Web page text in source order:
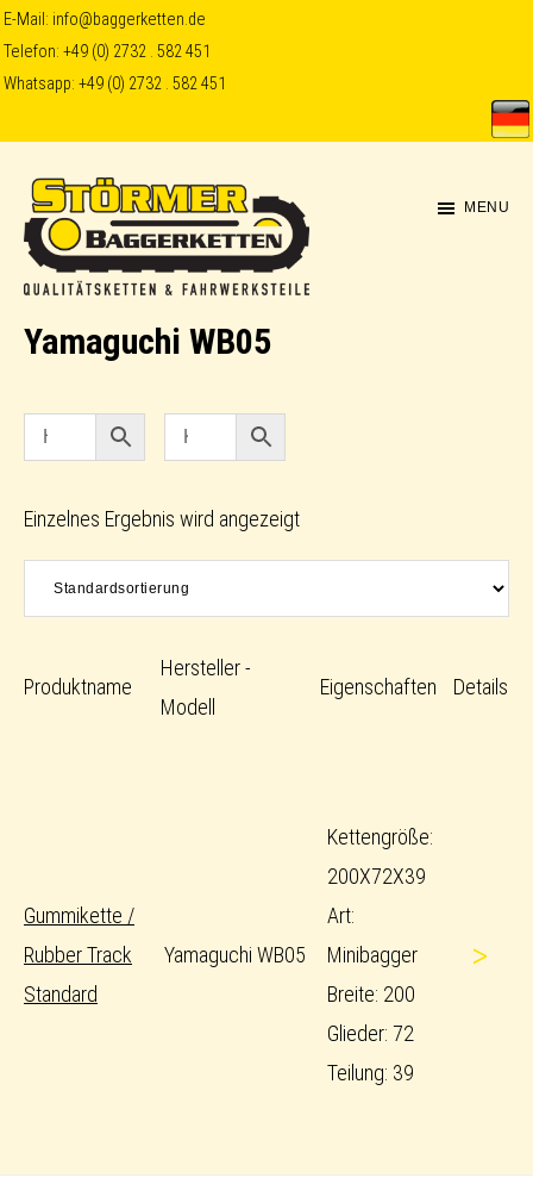
Skip
to
content
Skip
to
E-Mail: info@baggerketten.de
Telefon:+49 (0) 2732 . 582 451
Whatsapp:+49 (0) 2732 . 582 451
Baggerketten
MENU
Yamaguchi WB05
Einzelnes Ergebnis wird angezeigt
Produktname
Hersteller -
Modell
Eigenschaften Details
Gummikette /
Rubber Track
Standard
Yamaguchi WB05
Kettengröße:
200X72X39
Art:
Minibagger
Breite: 200
Glieder: 72
Teilung: 39
>